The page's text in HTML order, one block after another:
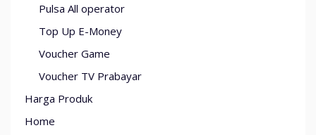
Pulsa All operator
Top Up E-Money
Voucher Game
Voucher TV Prabayar
Harga Produk
Home